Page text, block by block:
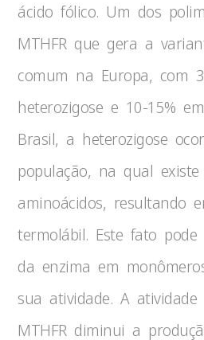
ácido fólico. Um dos
MTHFR que gera a
comum na Europa, com
heterozigose e 10-15%
Brasil, a heterozigose
população, na qual
aminoácidos, resultando
termolábil. Este fato
da enzima em
sua atividade. A
MTHFR diminui a